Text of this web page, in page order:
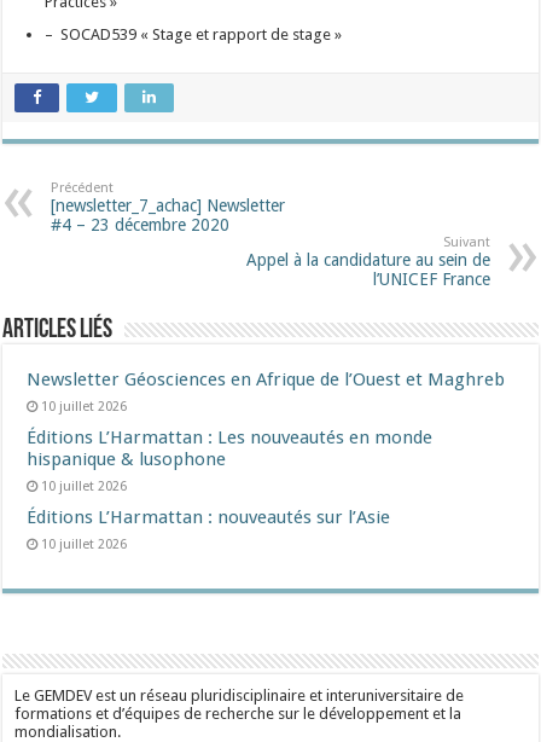
– SOCAD539 « Stage et rapport de stage »
Précédent
[newsletter_7_achac] Newsletter
#4 – 23 décembre 2020
Suivant
Appel à la candidature au sein de
l’UNICEF France
Articles liés
Newsletter Géosciences en Afrique de l’Ouest et Maghreb
10 juillet 2026
Éditions L’Harmattan : Les nouveautés en monde
hispanique & lusophone
10 juillet 2026
Éditions L’Harmattan : nouveautés sur l’Asie
10 juillet 2026
Le GEMDEV est un réseau pluridisciplinaire et interuniversitaire de
formations et d’équipes de recherche sur le développement et la
mondialisation.